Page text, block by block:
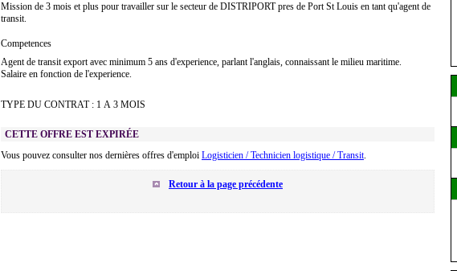
Mission de 3 mois et plus pour travailler sur le secteur de DISTRIPORT pres de Port St Louis en tant qu'agent de
transit.
Competences
Agent de transit export avec minimum 5 ans d'experience, parlant l'anglais, connaissant le milieu maritime.
Salaire en fonction de l'experience.
TYPE DU CONTRAT : 1 A 3 MOIS
CETTE OFFRE EST EXPIRÉE
Vous pouvez consulter nos dernières offres d'emploi Logisticien / Technicien logistique / Transit.
Retour à la page précédente